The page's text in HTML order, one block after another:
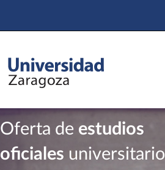
Oferta de estudios
oficiales